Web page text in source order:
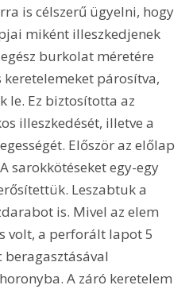
is célszerű ügyelni, hogy
miként illeszkedjenek
burkolat méretére
keretelemeket párosítva,
le. Ez biztosította az
illeszkedését, illetve a
Először az előlap
sarokkötéseket egy-egy
Leszabtuk a
is. Mivel az elem
volt, a perforált lapot 5
beragasztásával
A záró keretelem